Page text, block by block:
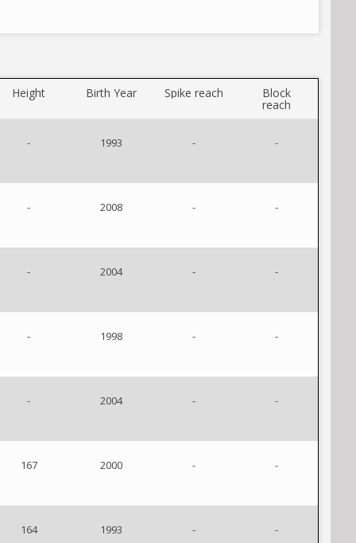
Height Birth Year Spike reach Block
reach
- 1993 - -
- 2008 - -
- 2004 - -
- 1998 - -
- 2004 - -
167 2000 - -
164 1993 - -